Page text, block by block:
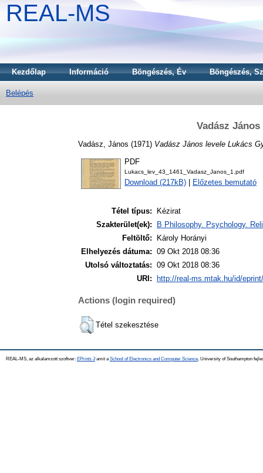
REAL-MS
Kezdőlap Információ Böngészés, Év Böngészés,
Belépés
Vadász
Vadász, János (1971) Vadász János levele Lukács
PDF
Lukacs_lev_43_1461_Vadasz_Janos_1.pdf
Download (217kB) Előzetes bemutató
Tétel típus:
Kézirat
Szakterület(ek):
B Philosophy. Psychology.
Feltöltő:
Károly Horányi
Elhelyezés dátuma: 09 Okt 2018 08:36
Utolsó változtatás: 09 Okt 2018 08:36
URI:
http://real-ms.mtak.hu/id/
Actions (login required)
Tétel szekesztése
REAL-MS, az alkalamzott szoftver: EPrints 3amit a School of Electronics and Computer Science , University of Southampton